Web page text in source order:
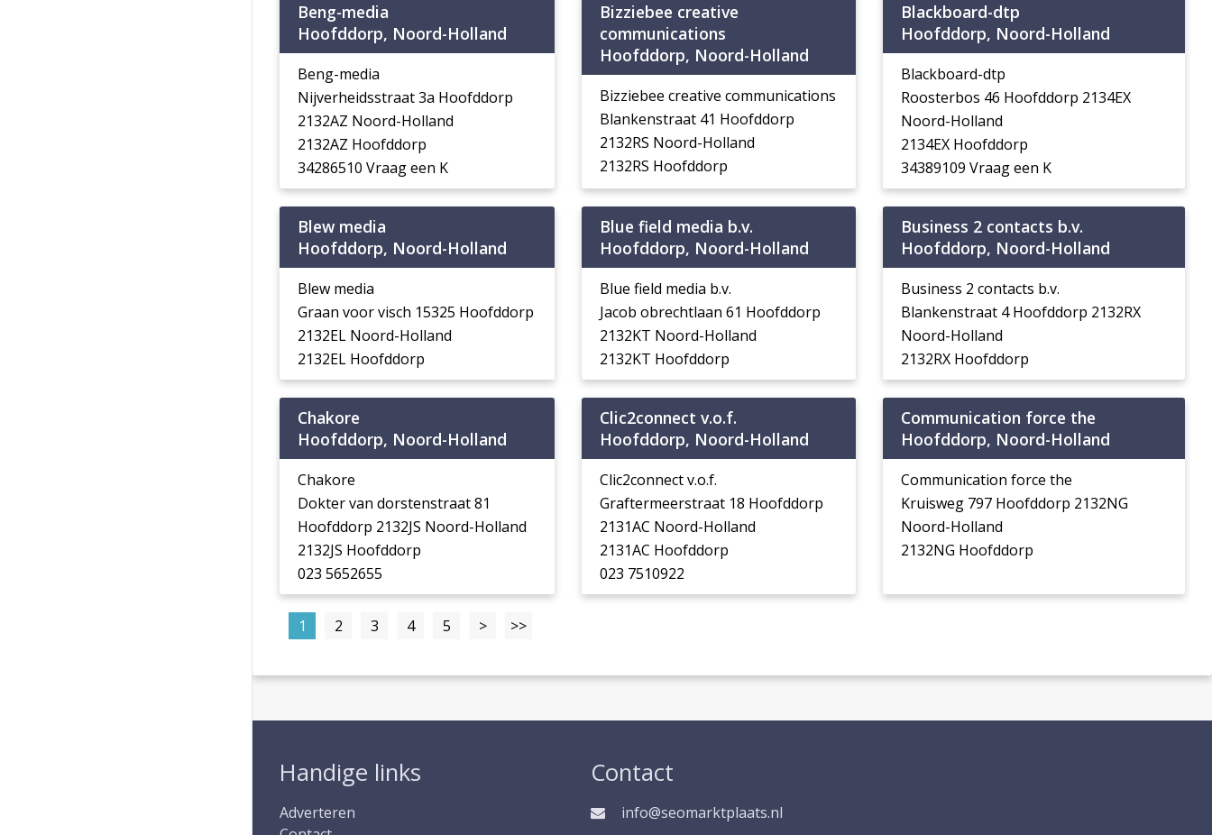
Beng-media
Hoofddorp, Noord-Holland
Beng-media
Nijverheidsstraat 3a Hoofddorp
2132AZ Noord-Holland
2132AZ Hoofddorp
34286510 Vraag een K
Bizziebee creative
communications
Hoofddorp, Noord-Holland
Bizziebee creative communications
Blankenstraat 41 Hoofddorp
2132RS Noord-Holland
2132RS Hoofddorp
Blackboard-dtp
Hoofddorp, Noord-Holland
Blackboard-dtp
Roosterbos 46 Hoofddorp 2134EX
Noord-Holland
2134EX Hoofddorp
34389109 Vraag een K
Blew media
Hoofddorp, Noord-Holland
Blew media
Graan voor visch 15325 Hoofddorp
2132EL Noord-Holland
2132EL Hoofddorp
Blue field media b.v.
Hoofddorp, Noord-Holland
Blue field media b.v.
Jacob obrechtlaan 61 Hoofddorp
2132KT Noord-Holland
2132KT Hoofddorp
Business 2 contacts b.v.
Hoofddorp, Noord-Holland
Business 2 contacts b.v.
Blankenstraat 4 Hoofddorp 2132RX
Noord-Holland
2132RX Hoofddorp
Chakore
Hoofddorp, Noord-Holland
Chakore
Dokter van dorstenstraat 81
Hoofddorp 2132JS Noord-Holland
2132JS Hoofddorp
023 5652655
Clic2connect v.o.f.
Hoofddorp, Noord-Holland
Clic2connect v.o.f.
Graftermeerstraat 18 Hoofddorp
2131AC Noord-Holland
2131AC Hoofddorp
023 7510922
Communication force the
Hoofddorp, Noord-Holland
Communication force the
Kruisweg 797 Hoofddorp 2132NG
Noord-Holland
2132NG Hoofddorp
1 2 3 4 5 > >>
Handige links
Adverteren
Contact
info@seomarktplaats.nl